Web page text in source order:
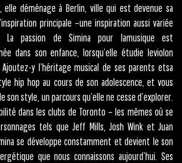
elle déménage à Berlin, ville qui est devenue sa
principale –une inspiration aussi variée
La passion de Simina pour lamusique est
dans son enfance, lorsqu’elle étudie leviolon
y l’héritage musical de ses parents etsa
hip hop au cours de son adolescence, et vous
son style, un parcours qu’elle ne cesse d’explorer.
dans les clubs de Toronto – les mêmes où se
tels que Jeff Mills, Josh Wink et Juan
se développe constamment et devient le son
que nous connaissons aujourd’hui. Ses